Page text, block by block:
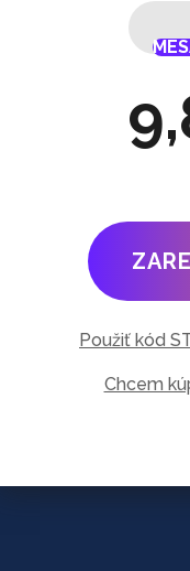
Použiť kód
Chcem